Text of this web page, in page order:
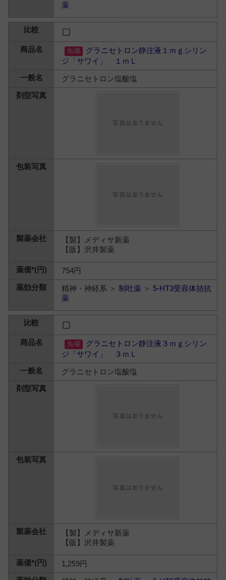
薬
グラニセトロン静注液１ｍｇシリン
ジ「サワイ」 １ｍＬ
グラニセトロン塩酸塩
【製】メディサ新薬
【販】沢井製薬
754円
精神・神経系 ＞制吐薬 ＞ 5-HT3受容体拮抗
薬
グラニセトロン静注液３ｍｇシリン
ジ「サワイ」 ３ｍＬ
グラニセトロン塩酸塩
【製】メディサ新薬
【販】沢井製薬
1,259円